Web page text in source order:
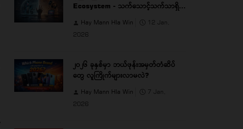
Ecosystem - သက်သောင့်သက်သာရှိမှု
Hay Mann Hla Win
12 Jan,
2026
၂၀၂၆ ခုနှစ်မှာ ဘယ်ဖုန်းအမှတ်တံဆိပ်
တွေ လူကြိုက်များလာမလဲ?
Hay Mann Hla Win
7 Jan,
2026